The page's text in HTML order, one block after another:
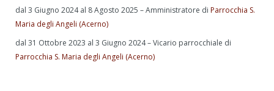
dal 3 Giugno 2024 al 8 Agosto 2025 – Amministratore di Parrocchia S.
Maria degli Angeli (Acerno)
dal 31 Ottobre 2023 al 3 Giugno 2024 – Vicario parrocchiale di
Parrocchia S. Maria degli Angeli (Acerno)